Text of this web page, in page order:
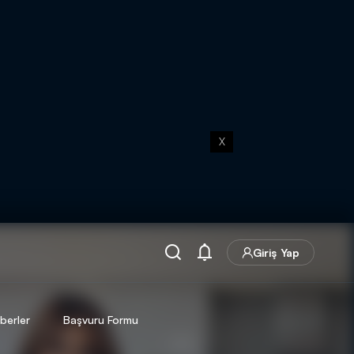
X
Giriş Yap
Başvuru Formu